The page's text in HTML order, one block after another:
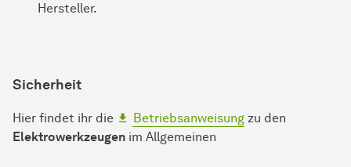
Hersteller.
Sicherheit
Hier findet ihr die Betriebsanweisung zu den
Elektrowerkzeugen im Allgemeinen